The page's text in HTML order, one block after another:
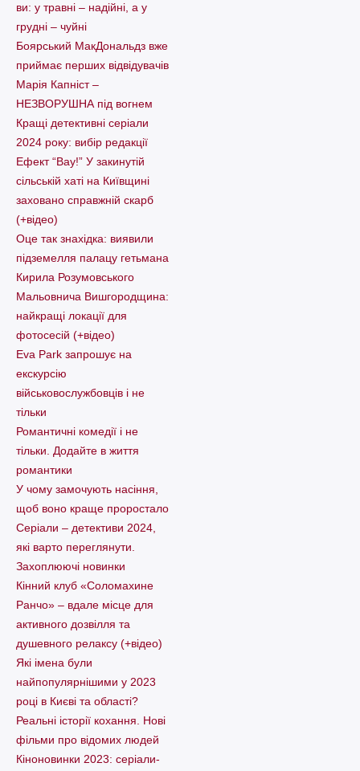
ви: у травні – надійні, а у
грудні – чуйні
Боярський МакДональдз вже
приймає перших відвідувачів
Марія Капніст –
НЕЗВОРУШНА під вогнем
Кращі детективні серіали
2024 року: вибір редакції
Ефект “Вау!” У закинутій
сільській хаті на Київщині
заховано справжній скарб
(+відео)
Оце так знахідка: виявили
підземелля палацу гетьмана
Кирила Розумовського
Мальовнича Вишгородщина:
найкращі локації для
фотосесій (+відео)
Eva Park запрошує на
екскурсію
військовослужбовців і не
тільки
Романтичні комедії і не
тільки. Додайте в життя
романтики
У чому замочують насіння,
щоб воно краще проростало
Серіали – детективи 2024,
які варто пеpеглянути.
Захоплюючі новинки
Кінний клуб «Соломахине
Ранчо» – вдале місце для
активного дозвілля та
душевного релаксу (+відео)
Які імена були
найпопулярнішими у 2023
році в Києві та області?
Реальні історії кохання. Нові
фільми про відомих людей
Кіноновинки 2023: серіали-